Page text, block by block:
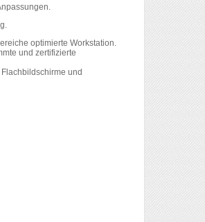
optimierte Workstation.
und zertifizierte
und